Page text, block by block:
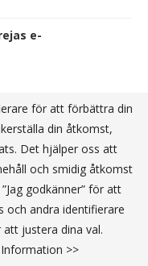
e-
för att förbättra din
din åtkomst,
Det hjälper oss att
och smidig åtkomst
godkänner” för att
och andra identifierare
justera dina val.
>>